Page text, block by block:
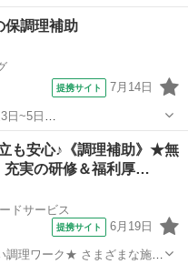
ス』では、 家事や育児と両立
！ ご家庭での調
保調理補助
提携サイト 7月14日
月/火/水/木/金/土
東京...
も安心♪《調理補助》★無
充実の研修＆福利厚…
ドサービス
提携サイト 6月19日
さまざまな施設